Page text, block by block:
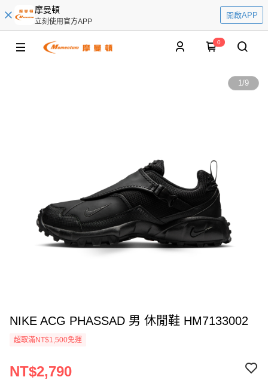
摩曼頓
立刻使用官方APP
開啟APP
0
1/9
NIKE ACG PHASSAD 男 休閒鞋 HM7133002
超取滿NT$1,500免運
NT$2,790